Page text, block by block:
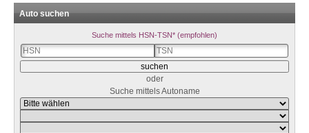
Auto suchen
Suche mittels HSN-TSN* (empfohlen)
oder
Suche mittels Autoname